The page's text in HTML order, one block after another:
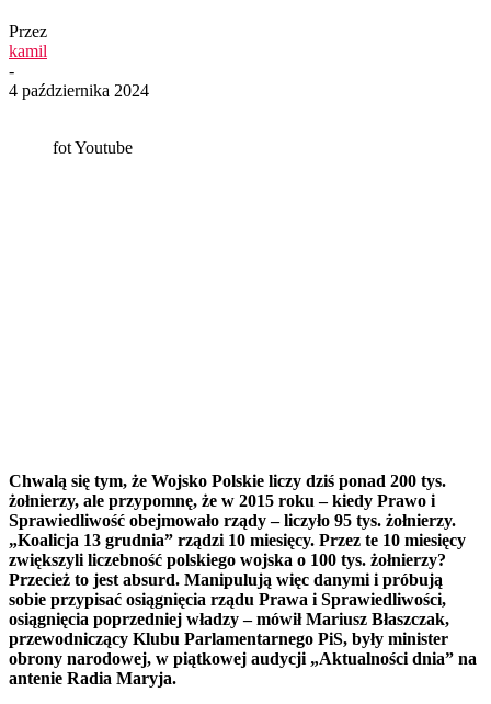
Przez
kamil
-
4 października 2024
fot Youtube
Chwalą się tym, że Wojsko Polskie liczy dziś ponad 200 tys.
żołnierzy, ale przypomnę, że w 2015 roku – kiedy Prawo i
Sprawiedliwość obejmowało rządy – liczyło 95 tys. żołnierzy.
„Koalicja 13 grudnia” rządzi 10 miesięcy. Przez te 10 miesięcy
zwiększyli liczebność polskiego wojska o 100 tys. żołnierzy?
Przecież to jest absurd. Manipulują więc danymi i próbują
sobie przypisać osiągnięcia rządu Prawa i Sprawiedliwości,
osiągnięcia poprzedniej władzy – mówił Mariusz Błaszczak,
przewodniczący Klubu Parlamentarnego PiS, były minister
obrony narodowej, w piątkowej audycji „Aktualności dnia” na
antenie Radia Maryja.